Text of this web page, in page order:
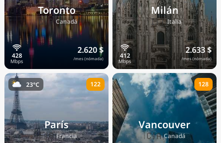
Toronto
🇨🇦Canadá
2.620 $
/mes (nómada)
Milán
🇮🇹Italia
2.633 $
/mes (nómada)
París
🇫🇷Francia
23°C 122
Vancouver
🇨🇦Canadá
128